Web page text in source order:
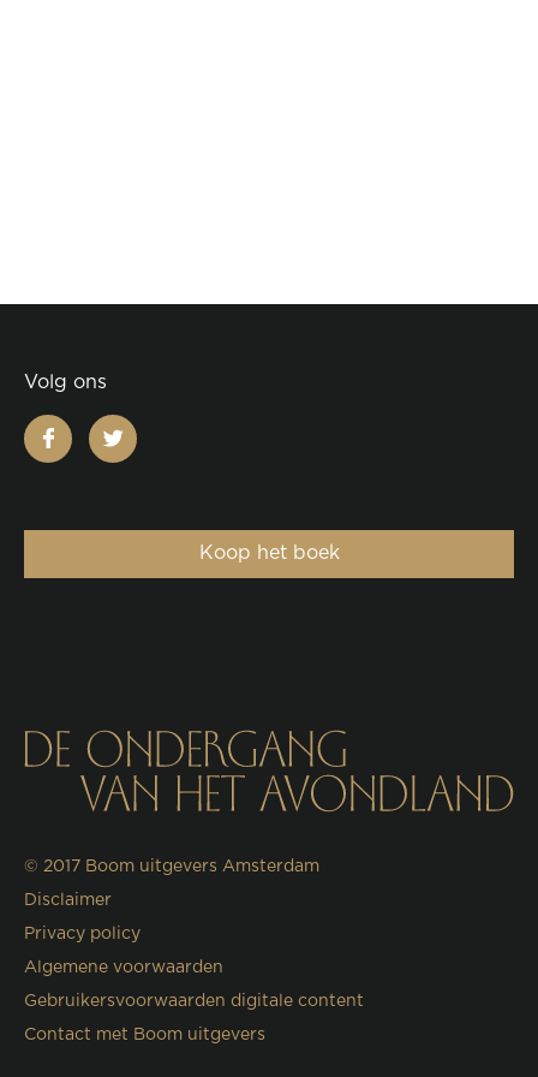
Volg ons
facebooktwitter
Koop het boek
© 2017 Boom uitgevers Amsterdam
Disclaimer
Privacy policy
Algemene voorwaarden
Gebruikersvoorwaarden digitale content
Contact met Boom uitgevers